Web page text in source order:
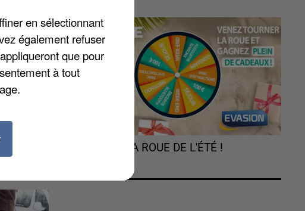
pour
sur sa
TOURNEZ LA ROUE DE L'ÉTÉ !
en sélectionnant
également refuser
que pour
à tout